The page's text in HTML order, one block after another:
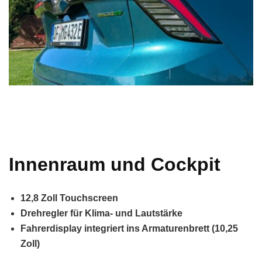
Innenraum und Cockpit
12,8 Zoll Touchscreen
Drehregler für Klima- und Lautstärke
Fahrerdisplay integriert ins Armaturenbrett (10,25
Zoll)